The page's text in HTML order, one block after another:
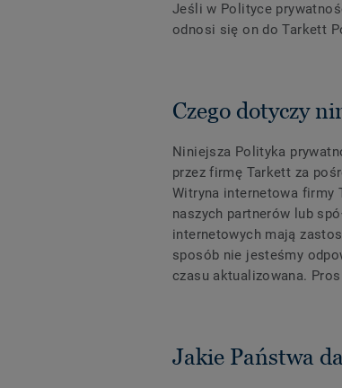
Jeśli w Polityce
odnosi się on do Tarkett
Czego dotyczy
Niniejsza Polityka
przez firmę Tarkett za
Witryna internetowa firmy
naszych partnerów lub
internetowych mają
sposób nie jesteśmy
czasu aktualizowana.
Jakie Państwa